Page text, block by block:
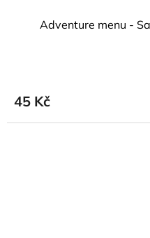
Adventure menu -
45 Kč